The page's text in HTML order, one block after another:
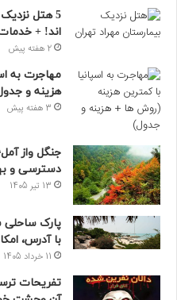
5 هتل
اند! +
2 هفته پیش
مهاجرت به
هزینه و
3 هفته پیش
جنگل واز
دسترسی و
13 تیر 1405
پارک
با آدرس،
11 خرداد 1405
تفریحات